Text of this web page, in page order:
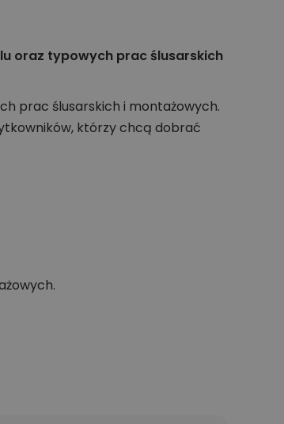
oraz typowych prac ślusarskich
prac ślusarskich i montażowych.
którzy chcą dobrać